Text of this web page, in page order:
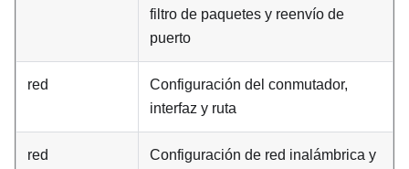
filtro de paquetes y reenvío de
puerto
red
Configuración del conmutador,
interfaz y ruta
red
Configuración de red inalámbrica y